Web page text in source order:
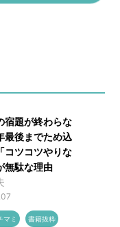
宿題が終わらな
最後までため込
コツコツやりな
無駄な理由
マミ 書籍抜粋